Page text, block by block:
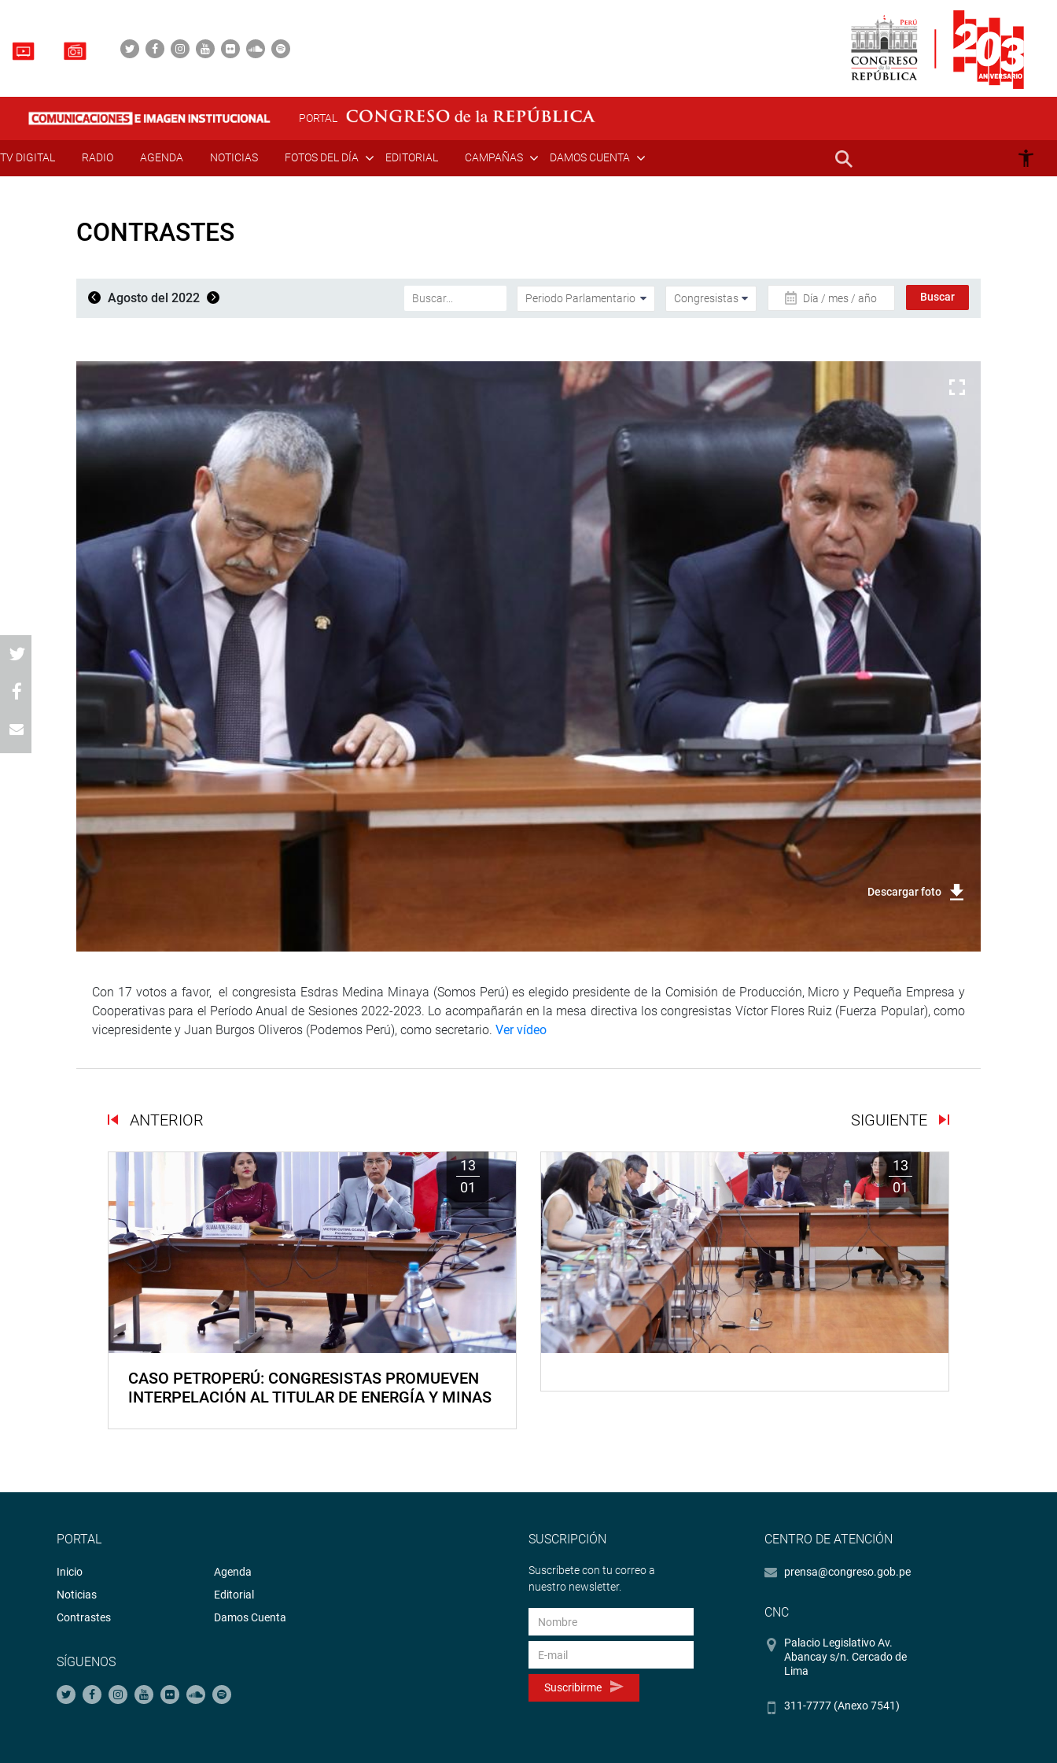
PORTAL
TV DIGITAL RADIO AGENDA NOTICIAS FOTOS DEL DÍA EDITORIAL CAMPAÑAS DAMOS CUENTA
CONTRASTES
Agosto del 2022 Día / mes / año
Descargar foto
Con 17 votos a favor, el congresista Esdras Medina Minaya (Somos Perú) es elegido presidente de la Comisión de Producción, Micro y Pequeña Empresa y
Cooperativas para el Período Anual de Sesiones 2022-2023. Lo acompañarán en la mesa directiva los congresistas Víctor Flores Ruiz (Fuerza Popular), como
vicepresidente y Juan Burgos Oliveros (Podemos Perú), como secretario. Ver vídeo
ANTERIOR SIGUIENTE
13
01
CASO PETROPERÚ: CONGRESISTAS PROMUEVEN
INTERPELACIÓN AL TITULAR DE ENERGÍA Y MINAS
13
01
PORTAL
Inicio
Noticias
Contrastes
Agenda
Editorial
Damos Cuenta
SÍGUENOS
SUSCRIPCIÓN
Suscríbete con tu correo a
nuestro newsletter.
Suscribirme
CENTRO DE ATENCIÓN
prensa@congreso.gob.pe
CNC
Palacio Legislativo Av.
Abancay s/n. Cercado de
Lima
311-7777 (Anexo 7541)